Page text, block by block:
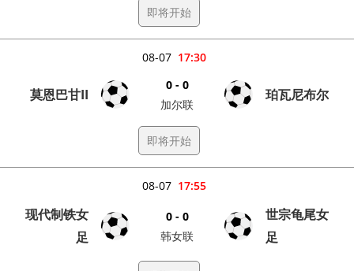
即将开始
17:30
08-07
莫恩巴甘II
0 - 0
加尔联
珀瓦尼布尔
即将开始
17:55
08-07
现代制铁女
足
0 - 0
韩女联
世宗龟尾女
足